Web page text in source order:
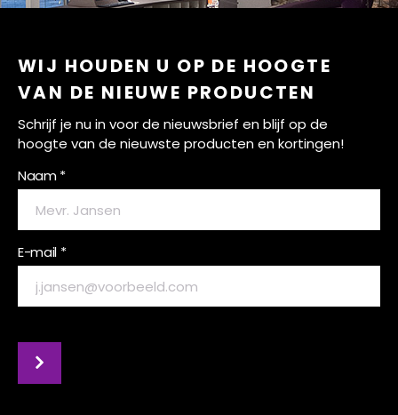
WIJ HOUDEN U OP DE HOOGTE
VAN DE NIEUWE PRODUCTEN
Schrijf je nu in voor de nieuwsbrief en blijf op de
hoogte van de nieuwste producten en kortingen!
Naam *
E-mail *